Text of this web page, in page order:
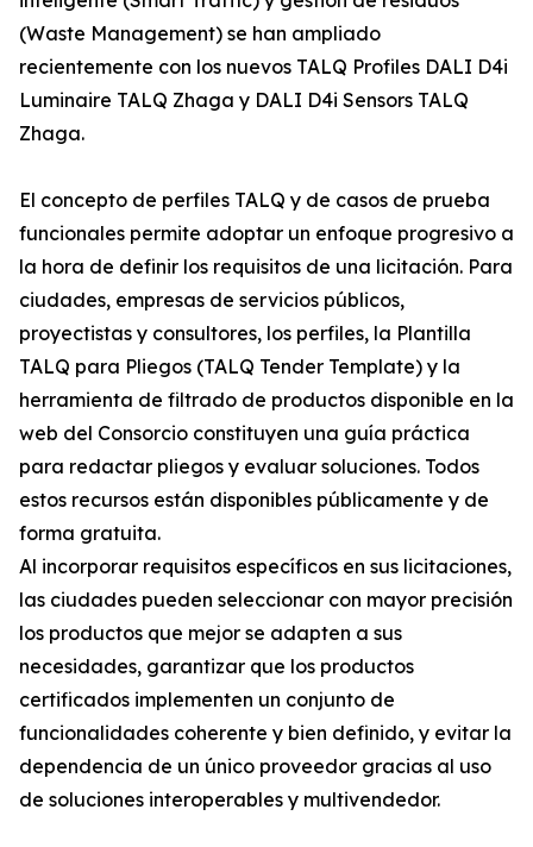
(Waste Management) se han ampliado
recientemente con los nuevos TALQ Profiles DALI D4i
Luminaire TALQ Zhaga y DALI D4i Sensors TALQ
Zhaga.
El concepto de perfiles TALQ y de casos de prueba
funcionales permite adoptar un enfoque progresivo a
la hora de definir los requisitos de una licitación. Para
ciudades, empresas de servicios públicos,
proyectistas y consultores, los perfiles, la Plantilla
TALQ para Pliegos (TALQ Tender Template) y la
herramienta de filtrado de productos disponible en la
web del Consorcio constituyen una guía práctica
para redactar pliegos y evaluar soluciones. Todos
estos recursos están disponibles públicamente y de
forma gratuita.
Al incorporar requisitos específicos en sus licitaciones,
las ciudades pueden seleccionar con mayor precisión
los productos que mejor se adapten a sus
necesidades, garantizar que los productos
certificados implementen un conjunto de
funcionalidades coherente y bien definido, y evitar la
dependencia de un único proveedor gracias al uso
de soluciones interoperables y multivendedor.